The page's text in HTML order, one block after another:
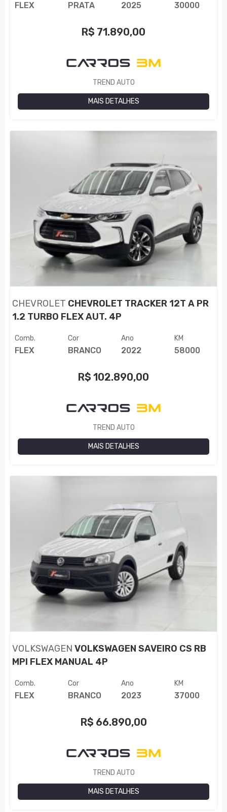
FLEX PRATA 2025 30000
R$ 71.890,00
TREND AUTO
MAIS DETALHES
CHEVROLET CHEVROLET TRACKER 12T A PR
1.2 TURBO FLEX AUT. 4P
Comb.
FLEX
Cor
BRANCO
Ano
2022
KM
58000
R$ 102.890,00
TREND AUTO
MAIS DETALHES
VOLKSWAGEN VOLKSWAGEN SAVEIRO CS RB
MPI FLEX MANUAL 4P
Comb.
FLEX
Cor
BRANCO
Ano
2023
KM
37000
R$ 66.890,00
TREND AUTO
MAIS DETALHES